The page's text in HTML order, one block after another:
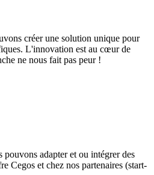
créer une solution unique pour
L'innovation est au cœur de
ne nous fait pas peur !
adapter et ou intégrer des
Cegos et chez nos partenaires (start-